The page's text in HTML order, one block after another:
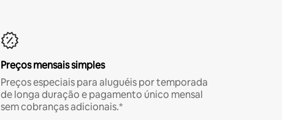
Preços mensais simples
Preços especiais para aluguéis por temporada
de longa duração e pagamento único mensal
sem cobranças adicionais.*